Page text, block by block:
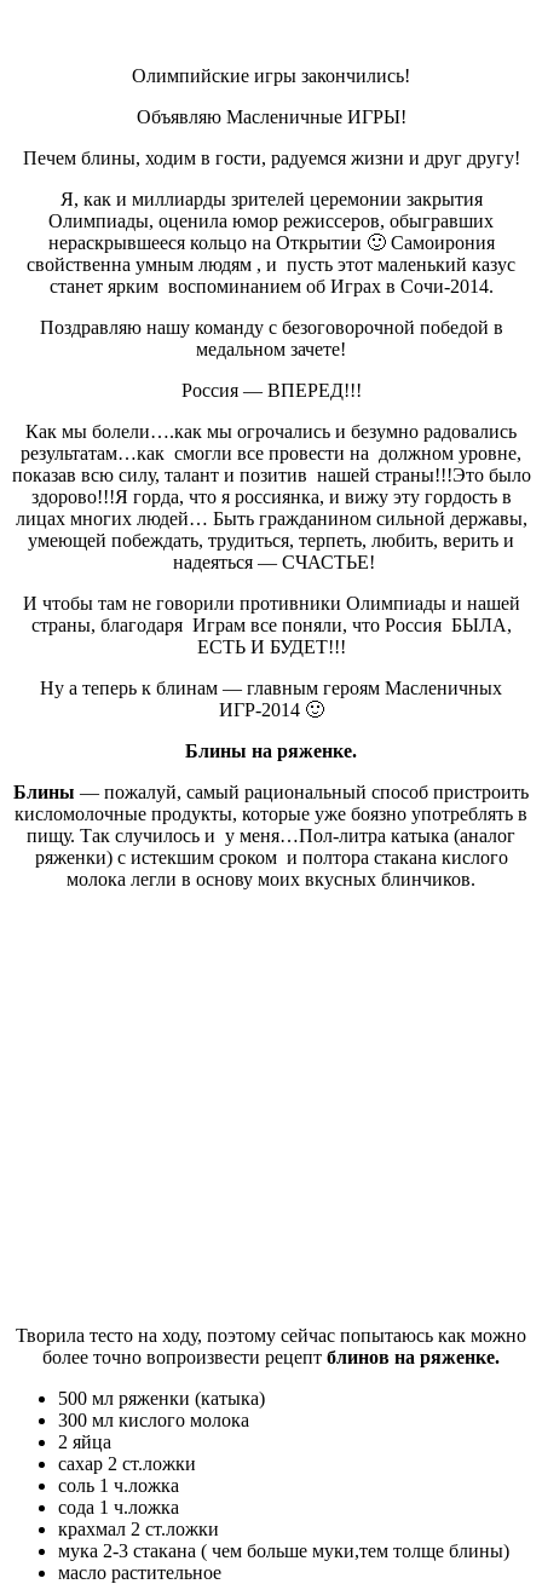
Олимпийские игры закончились!
Объявляю Масленичные ИГРЫ!
Печем блины, ходим в гости, радуемся жизни и друг другу!
Я, как и миллиарды зрителей церемонии закрытия
Олимпиады, оценила юмор режиссеров, обыгравших
нераскрывшееся кольцо на Открытии 🙂 Самоирония
свойственна умным людям , и пусть этот маленький казус
станет ярким воспоминанием об Играх в Сочи-2014.
Поздравляю нашу команду с безоговорочной победой в
медальном зачете!
Россия — ВПЕРЕД!!!
Как мы болели….как мы огрочались и безумно радовались
результатам…как смогли все провести на должном уровне,
показав всю силу, талант и позитив нашей страны!!!Это было
здорово!!!Я горда, что я россиянка, и вижу эту гордость в
лицах многих людей… Быть гражданином сильной державы,
умеющей побеждать, трудиться, терпеть, любить, верить и
надеяться — СЧАСТЬЕ!
И чтобы там не говорили противники Олимпиады и нашей
страны, благодаря Играм все поняли, что Россия БЫЛА,
ЕСТЬ И БУДЕТ!!!
Ну а теперь к блинам — главным героям Масленичных
ИГР-2014 🙂
Блины на ряженке.
Блины — пожалуй, самый рациональный способ пристроить
кисломолочные продукты, которые уже боязно употреблять в
пищу. Так случилось и у меня…Пол-литра катыка (аналог
ряженки) с истекшим сроком и полтора стакана кислого
молока легли в основу моих вкусных блинчиков.
Творила тесто на ходу, поэтому сейчас попытаюсь как можно
более точно вопроизвести рецепт блинов на ряженке.
500 мл ряженки (катыка)
300 мл кислого молока
2 яйца
сахар 2 ст.ложки
соль 1 ч.ложка
сода 1 ч.ложка
крахмал 2 ст.ложки
мука 2-3 стакана ( чем больше муки,тем толще блины)
масло растительное